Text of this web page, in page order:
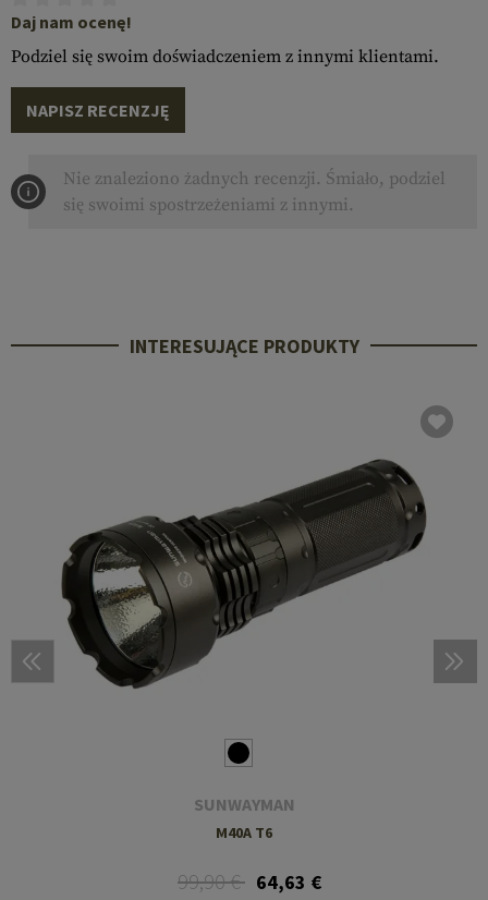
Daj nam ocenę!
Podziel się swoim doświadczeniem z innymi klientami.
NAPISZ RECENZJĘ
Nie znaleziono żadnych recenzji. Śmiało, podziel
się swoimi spostrzeżeniami z innymi.
INTERESUJĄCE PRODUKTY
SUNWAYMAN
M40A T6
99,90 € 64,63 €